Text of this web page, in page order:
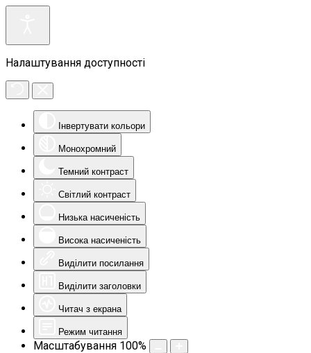
Налаштування доступності
Інвертувати кольори
Монохромний
Темний контраст
Світлий контраст
Низька насиченість
Висока насиченість
Виділити посилання
Виділити заголовки
Читач з екрана
Режим читання
Масштабування 100%